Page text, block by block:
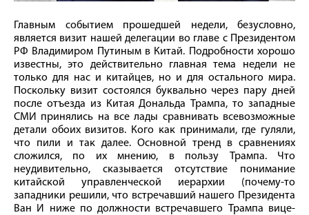
Главным событием прошедшей недели, безусловно,
является визит нашей делегации во главе с Президентом
РФ Владимиром Путиным в Китай. Подробности хорошо
известны, это действительно главная тема недели не
только для нас и китайцев, но и для остального мира.
Поскольку визит состоялся буквально через пару дней
после отъезда из Китая Дональда Трампа, то западные
СМИ принялись на все лады сравнивать всевозможные
детали обоих визитов. Кого как принимали, где гуляли,
что пили и так далее. Основной тренд в сравнениях
сложился, по их мнению, в пользу Трампа. Что
неудивительно, сказывается отсутствие понимание
китайской управленческой иерархии (почему-то
западники решили, что встречавший нашего Президента
Ван И ниже по должности встречавшего Трампа вице-